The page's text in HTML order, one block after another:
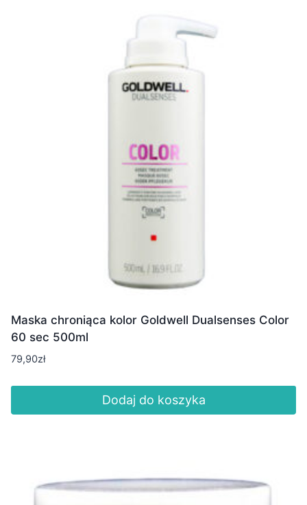
Maska chroniąca kolor Goldwell Dualsenses Color
60 sec 500ml
79,90zł
Dodaj do koszyka